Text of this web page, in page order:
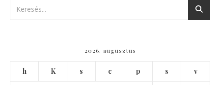
2026. augusztus
h K s c p s v